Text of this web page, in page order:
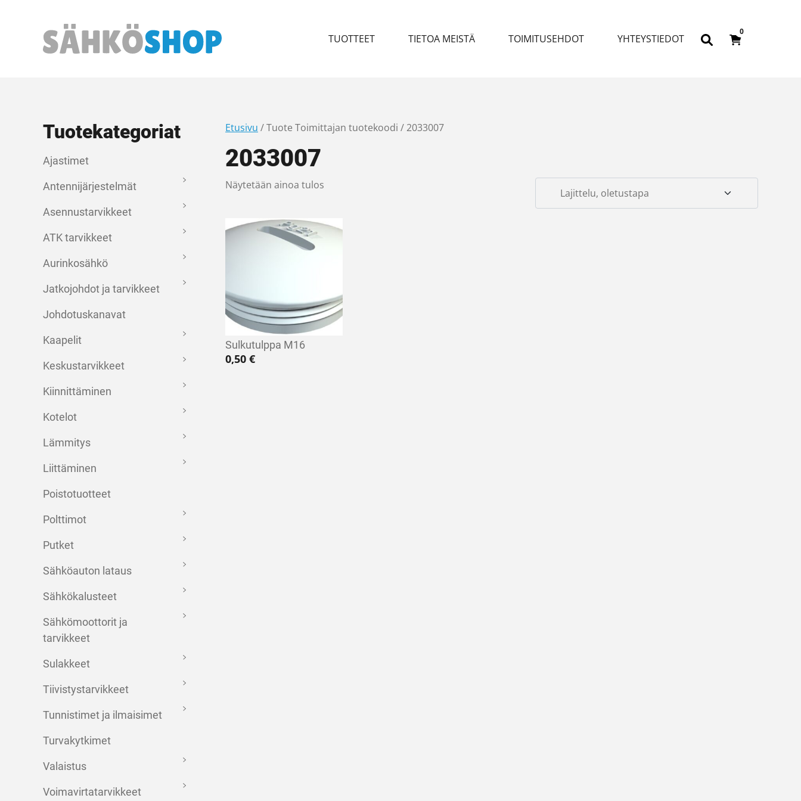
Päävalikko TUOTTEET TIETOA MEISTÄ TOIMITUSEHDOT YHTEYSTIEDOT
0
Tuotekategoriat
Ajastimet
Antennijärjestelmät
Asennustarvikkeet
ATK tarvikkeet
Aurinkosähkö
Jatkojohdot ja tarvikkeet
Johdotuskanavat
Kaapelit
Keskustarvikkeet
Kiinnittäminen
Kotelot
Lämmitys
Liittäminen
Poistotuotteet
Polttimot
Putket
Sähköauton lataus
Sähkökalusteet
Sähkömoottorit ja
tarvikkeet
Sulakkeet
Tiivistystarvikkeet
Tunnistimet ja ilmaisimet
Turvakytkimet
Valaistus
Voimavirtatarvikkeet
Etusivu / Tuote Toimittajan tuotekoodi / 2033007
2033007
Näytetään ainoa tulos
Sulkutulppa M16
0,50 €